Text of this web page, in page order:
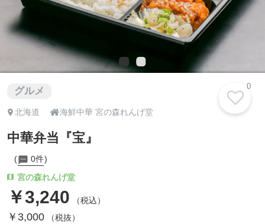
グルメ
北海道 海鮮中華 宮の森れんげ堂
中華弁当『宝』
0件
宮の森れんげ堂
￥3,240 （税込）
￥3,000（税抜）
0